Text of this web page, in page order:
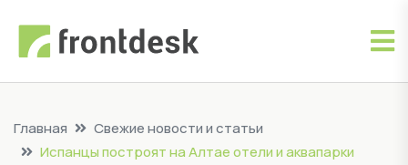
Главная
Свежие новости и статьи
Испанцы построят на Алтае отели и аквапарки